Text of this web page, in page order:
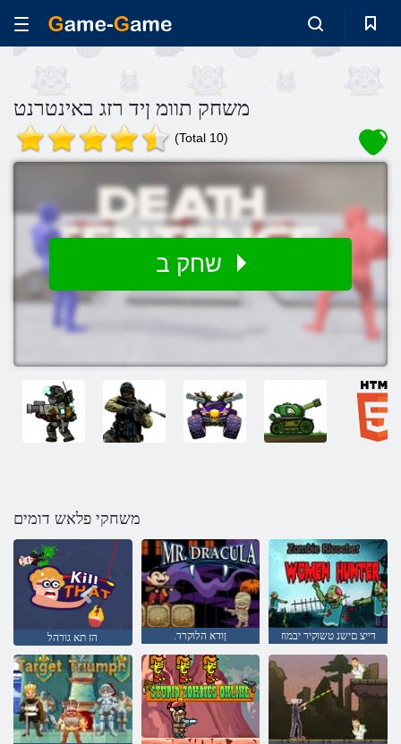
משחק תוומ ןיד רזג באינטרנט
(Total 10)
משחקי פלאש דומים
הז תא גורהל .ןודא הלוקרד דייצ םישנ טשוקיר יבמוז